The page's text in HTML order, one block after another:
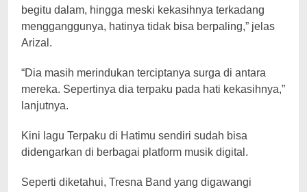
begitu dalam, hingga meski kekasihnya terkadang
mengganggunya, hatinya tidak bisa berpaling,” jelas
Arizal.
“Dia masih merindukan terciptanya surga di antara
mereka. Sepertinya dia terpaku pada hati kekasihnya,”
lanjutnya.
Kini lagu Terpaku di Hatimu sendiri sudah bisa
didengarkan di berbagai platform musik digital.
Seperti diketahui, Tresna Band yang digawangi